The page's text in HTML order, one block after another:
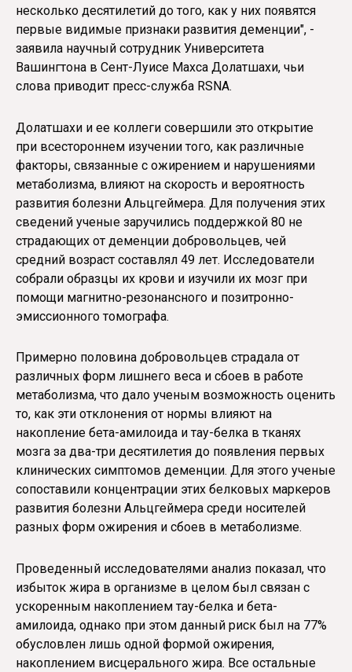
несколько десятилетий до того, как у них появятся
первые видимые признаки развития деменции", -
заявила научный сотрудник Университета
Вашингтона в Сент-Луисе Махса Долатшахи, чьи
слова приводит пресс-служба RSNA.
Долатшахи и ее коллеги совершили это открытие
при всестороннем изучении того, как различные
факторы, связанные с ожирением и нарушениями
метаболизма, влияют на скорость и вероятность
развития болезни Альцгеймера. Для получения этих
сведений ученые заручились поддержкой 80 не
страдающих от деменции добровольцев, чей
средний возраст составлял 49 лет. Исследователи
собрали образцы их крови и изучили их мозг при
помощи магнитно-резонансного и позитронно-
эмиссионного томографа.
Примерно половина добровольцев страдала от
различных форм лишнего веса и сбоев в работе
метаболизма, что дало ученым возможность оценить
то, как эти отклонения от нормы влияют на
накопление бета-амилоида и тау-белка в тканях
мозга за два-три десятилетия до появления первых
клинических симптомов деменции. Для этого ученые
сопоставили концентрации этих белковых маркеров
развития болезни Альцгеймера среди носителей
разных форм ожирения и сбоев в метаболизме.
Проведенный исследователями анализ показал, что
избыток жира в организме в целом был связан с
ускоренным накоплением тау-белка и бета-
амилоида, однако при этом данный риск был на 77%
обусловлен лишь одной формой ожирения,
накоплением висцерального жира. Все остальные